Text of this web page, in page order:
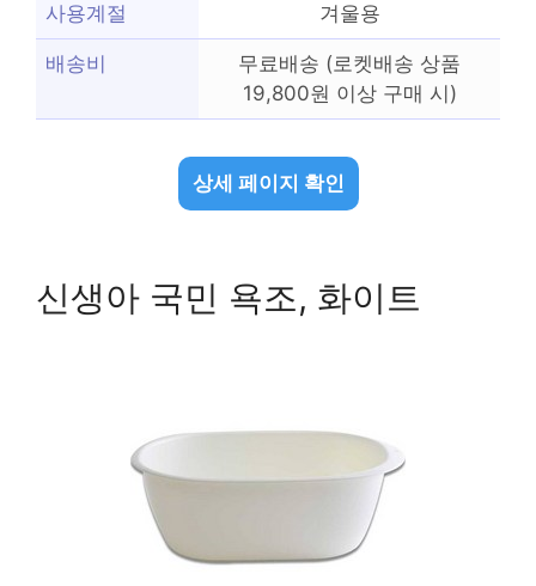
사용계절 겨울용
배송비
무료배송 (로켓배송 상품
19,800원 이상 구매 시)
상세 페이지 확인
신생아 국민 욕조, 화이트